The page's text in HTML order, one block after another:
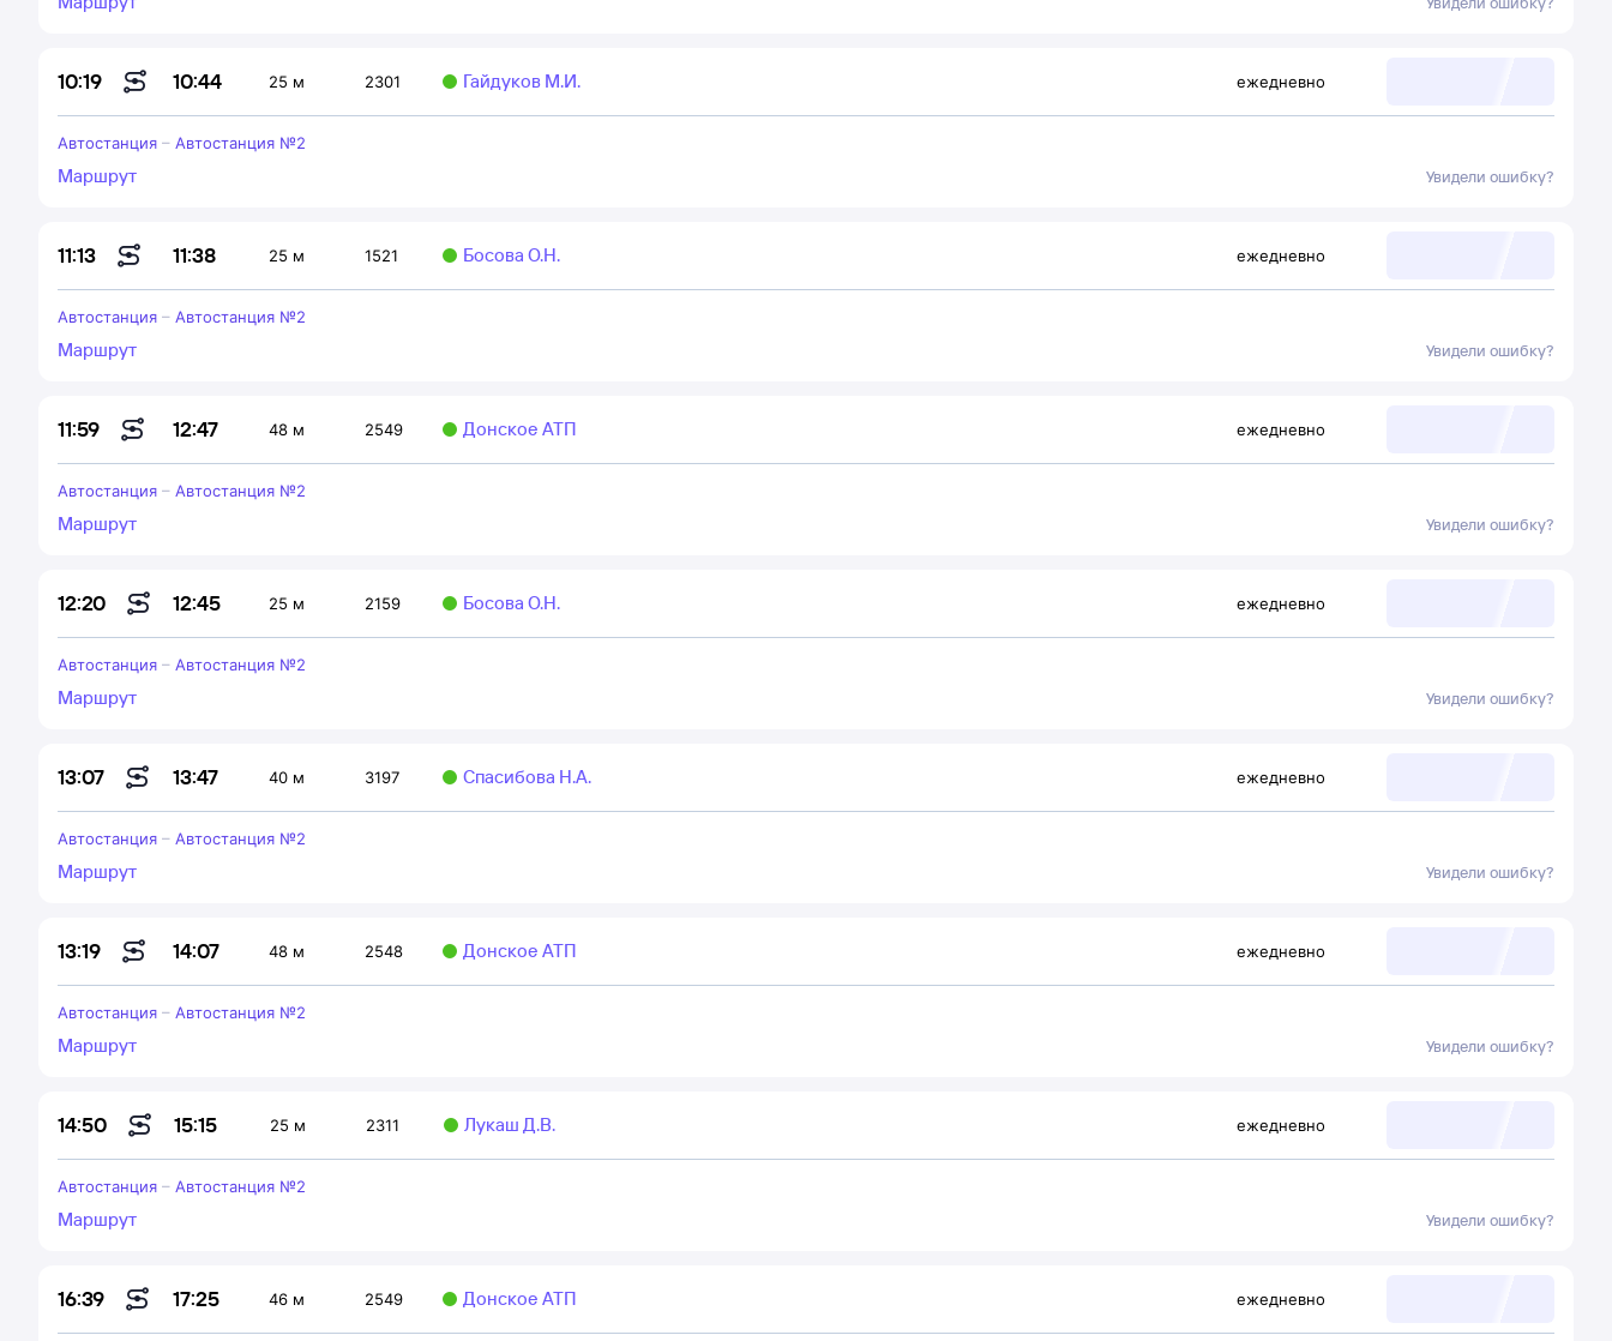
10:19 10:44 25 м 2301 Гайдуков М.И. ежедневно
Автостанция – Автостанция №2
Маршрут Увидели ошибку?
11:13 11:38 25 м 1521 Босова О.Н. ежедневно
Автостанция – Автостанция №2
Маршрут Увидели ошибку?
11:59 12:47 48 м 2549 Донское АТП ежедневно
Автостанция – Автостанция №2
Маршрут Увидели ошибку?
12:20 12:45 25 м 2159 Босова О.Н. ежедневно
Автостанция – Автостанция №2
Маршрут Увидели ошибку?
13:07 13:47 40 м 3197 Спасибова Н.А. ежедневно
Автостанция – Автостанция №2
Маршрут Увидели ошибку?
13:19 14:07 48 м 2548 Донское АТП ежедневно
Автостанция – Автостанция №2
Маршрут Увидели ошибку?
14:50 15:15 25 м 2311 Лукаш Д.В. ежедневно
Автостанция – Автостанция №2
Маршрут Увидели ошибку?
16:39 17:25 46 м 2549 Донское АТП ежедневно